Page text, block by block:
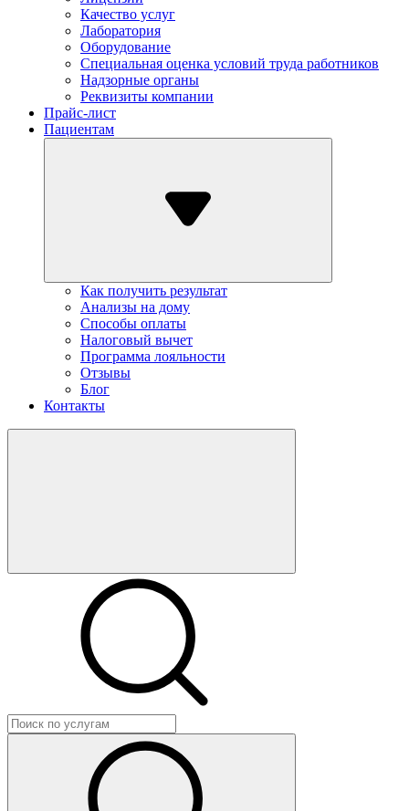
Качество услуг
Лаборатория
Оборудование
Специальная оценка условий труда работников
Надзорные органы
Реквизиты компании
Прайс-лист
Пациентам
Как получить результат
Анализы на дому
Способы оплаты
Налоговый вычет
Программа лояльности
Отзывы
Блог
Контакты